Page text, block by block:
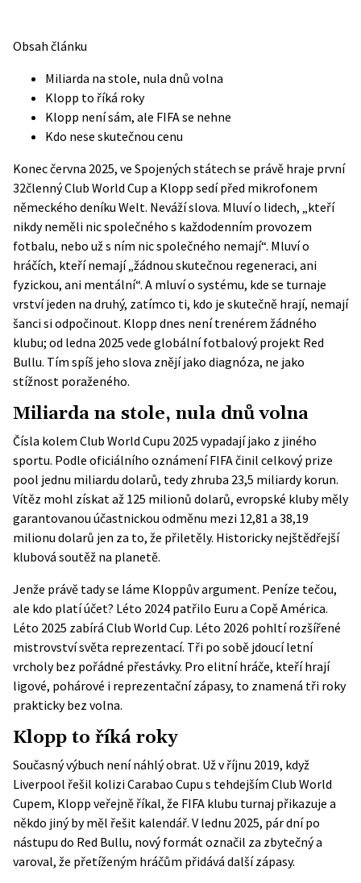
Obsah článku
Miliarda na stole, nula dnů volna
Klopp to říká roky
Klopp není sám, ale FIFA se nehne
Kdo nese skutečnou cenu
Konec června 2025, ve Spojených státech se právě hraje první
32členný Club World Cup a Klopp sedí před mikrofonem
německého deníku Welt. Neváží slova. Mluví o lidech, „kteří
nikdy neměli nic společného s každodenním provozem
fotbalu, nebo už s ním nic společného nemají“. Mluví o
hráčích, kteří nemají „žádnou skutečnou regeneraci, ani
fyzickou, ani mentální“. A mluví o systému, kde se turnaje
vrství jeden na druhý, zatímco ti, kdo je skutečně hrají, nemají
šanci si odpočinout. Klopp dnes není trenérem žádného
klubu; od ledna 2025 vede globální fotbalový projekt Red
Bullu. Tím spíš jeho slova znějí jako diagnóza, ne jako
stížnost poraženého.
Miliarda na stole, nula dnů volna
Čísla kolem Club World Cupu 2025 vypadají jako z jiného
sportu. Podle oficiálního oznámení FIFAčinil celkový prize
pool jednu miliardu dolarů, tedy zhruba 23,5 miliardy korun.
Vítěz mohl získat až 125 milionů dolarů, evropské kluby měly
garantovanou účastnickou odměnu mezi 12,81 a 38,19
milionu dolarů jen za to, že přiletěly. Historicky nejštědřejší
klubová soutěž na planetě.
Jenže právě tady se láme Kloppův argument. Peníze tečou,
ale kdo platí účet? Léto 2024 patřilo Euru a Copě América.
Léto 2025 zabírá Club World Cup. Léto 2026 pohltí rozšířené
mistrovství světa reprezentací. Tři po sobě jdoucí letní
vrcholy bez pořádné přestávky. Pro elitní hráče, kteří hrají
ligové, pohárové i reprezentační zápasy, to znamená tři roky
prakticky bez volna.
Klopp to říká roky
Současný výbuch není náhlý obrat. Už v říjnu 2019, když
Liverpool řešil kolizi Carabao Cupu s tehdejším Club World
Cupem, Klopp veřejně říkal, že FIFA klubu turnaj přikazuje a
někdo jiný by měl řešit kalendář. V lednu 2025, pár dní po
nástupu do Red Bullu, nový formát označil za zbytečný a
varoval, že přetíženým hráčům přidává další zápasy.